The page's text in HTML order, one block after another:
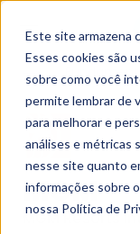
Este site armazena
Esses cookies são
sobre como você
permite lembrar de
para melhorar e
análises e métricas
nesse site quanto
informações sobre
nossa Política de
MGM
MGM Resorts